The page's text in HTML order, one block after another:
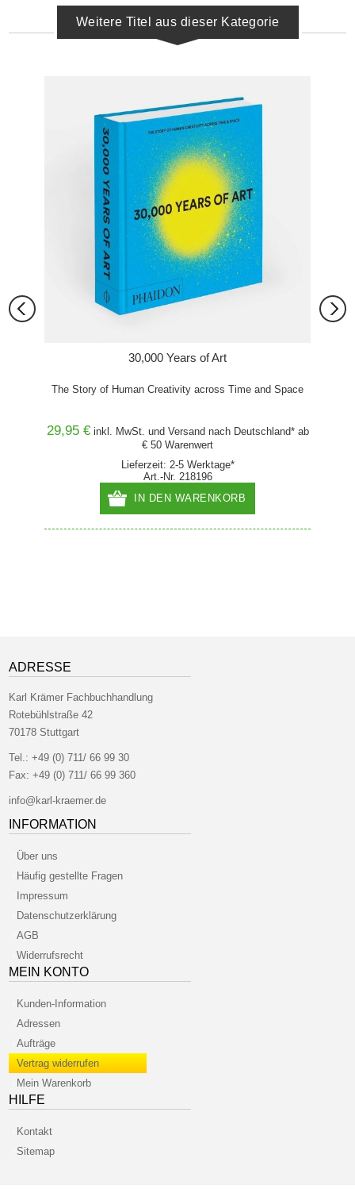
Weitere Titel aus dieser Kategorie
30,000 Years of Art
The Story of Human Creativity across Time and Space
29,95 € inkl. MwSt. und Versandnach Deutschland* ab
€ 50 Warenwert
Lieferzeit: 2-5 Werktage*
Art.-Nr. 218196
IN DEN WARENKORB
ADRESSE
Karl Krämer Fachbuchhandlung
Rotebühlstraße 42
70178 Stuttgart
Tel.:+49 (0) 711/ 66 99 30
Fax: +49 (0) 711/ 66 99 360
info@karl-kraemer.de
INFORMATION
Über uns
Häufig gestellte Fragen
Impressum
Datenschutzerklärung
AGB
Widerrufsrecht
MEIN KONTO
Kunden-Information
Adressen
Aufträge
Vertrag widerrufen
Mein Warenkorb
HILFE
Kontakt
Sitemap